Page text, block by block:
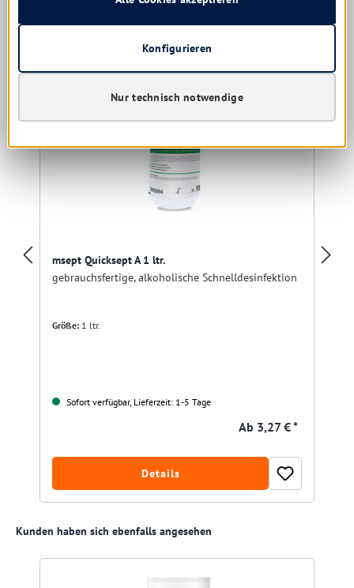
msept Quicksept A 1 ltr.
gebrauchsfertige, alkoholische Schnelldesinfektion
Größe: 1 ltr.
Sofort verfügbar, Lieferzeit: 1-5 Tage
Ab 3,27 € *
Details
Produktgalerie überspringen
Kunden haben sich ebenfalls angesehen
Nur technisch notwendige
Konfigurieren